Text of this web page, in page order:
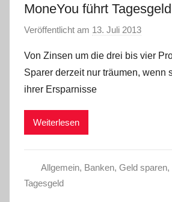
MoneYou führt
Veröffentlicht am 13. Juli 2013
n
C
Von Zinsen um die drei bis vier
Sparer derzeit nur träumen, wenn
ihrer Ersparnisse
Weiterlesen
Allgemein, Banken, Geld sparen,
Tagesgeld